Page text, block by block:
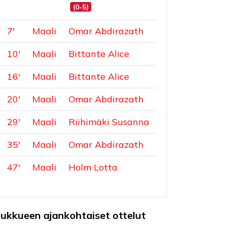
(0-5)
7' Maali
Omar Abdirazath
10' Maali
Bittante Alice
16' Maali
Bittante Alice
20' Maali
Omar Abdirazath
29' Maali
Riihimäki Susanna
35' Maali
Omar Abdirazath
47' Maali Holm Lotta
ajankohtaiset ottelut